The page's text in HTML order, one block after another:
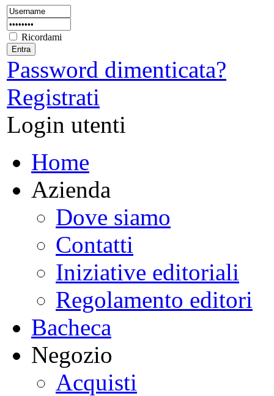
Ricordami
Password dimenticata?
Registrati
Login utenti
Home
Azienda
Dove siamo
Contatti
Iniziative editoriali
Regolamento editori
Bacheca
Negozio
Acquisti